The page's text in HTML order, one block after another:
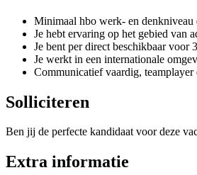
Minimaal hbo werk- en
Je hebt ervaring op het gebied van
Je bent per direct beschikbaar voor
Je werkt in een internationale
Communicatief vaardig,
Solliciteren
Ben jij de perfecte kandidaat voor deze
Extra informatie